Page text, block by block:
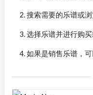
搜索需要的乐谱或浏
选择乐谱并进行购买
如果是销售乐谱，可